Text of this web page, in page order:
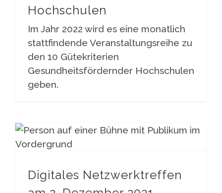
Hochschulen
Im Jahr 2022 wird es eine monatlich
stattfindende Veranstaltungsreihe zu
den 10 Gütekriterien
Gesundheitsfördernder Hochschulen
geben.
Digitales Netzwerktreffen